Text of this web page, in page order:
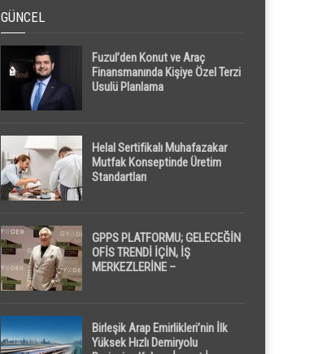
GÜNCEL
Fuzul’den Konut ve Araç
Finansmanında Kişiye Özel Terzi
Usulü Planlama
Helal Sertifikalı Muhafazakar
Mutfak Konseptinde Üretim
Standartları
GPPS PLATFORMU; GELECEĞİN
OFİS TRENDİ İÇİN, İŞ
MERKEZLERİNE –
Birleşik Arap Emirlikleri’nin İlk
Yüksek Hızlı Demiryolu